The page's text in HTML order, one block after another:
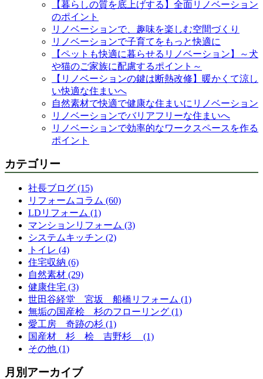
【暮らしの質を底上げする】全面リノベーション
のポイント
リノベーションで、趣味を楽しむ空間づくり
リノベーションで子育てをもっと快適に
【ペットも快適に暮らせるリノベーション】～犬
や猫のご家族に配慮するポイント～
【リノベーションの鍵は断熱改修】暖かくて涼し
い快適な住まいへ
自然素材で快適で健康な住まいにリノベーション
リノベーションでバリアフリーな住まいへ
リノベーションで効率的なワークスペースを作る
ポイント
カテゴリー
社長ブログ (15)
リフォームコラム (60)
LDリフォーム (1)
マンションリフォーム (3)
システムキッチン (2)
トイレ (4)
住宅収納 (6)
自然素材 (29)
健康住宅 (3)
世田谷経堂 宮坂 船橋リフォーム (1)
無垢の国産桧 杉のフローリング (1)
愛工房 奇跡の杉 (1)
国産材 杉 桧 吉野杉 (1)
その他 (1)
月別アーカイブ